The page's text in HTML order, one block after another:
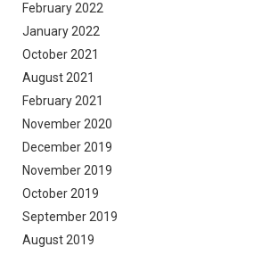
February 2022
January 2022
October 2021
August 2021
February 2021
November 2020
December 2019
November 2019
October 2019
September 2019
August 2019